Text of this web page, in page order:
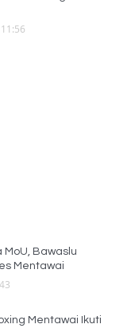
MoU, Bawaslu
Mentawai
Mentawai Ikuti